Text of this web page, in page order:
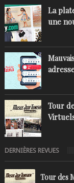
La
une
Tour
DERNIÈRES REVUES
Tour des